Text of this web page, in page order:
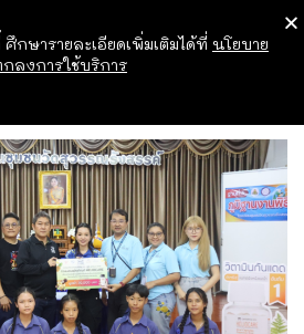
กษารายละเอียดเพิ่มเติมได้ที่ นโยบาย
กลงการใช้บริการ